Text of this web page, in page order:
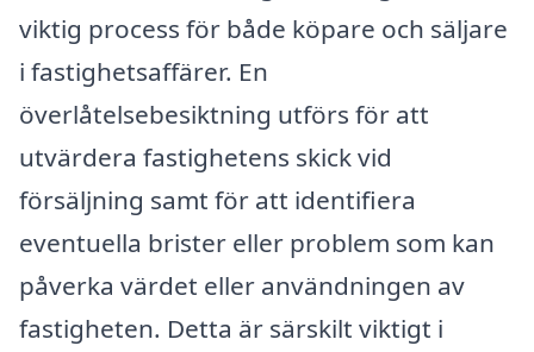
viktig process för både köpare och säljare
i fastighetsaffärer. En
överlåtelsebesiktning utförs för att
utvärdera fastighetens skick vid
försäljning samt för att identifiera
eventuella brister eller problem som kan
påverka värdet eller användningen av
fastigheten. Detta är särskilt viktigt i